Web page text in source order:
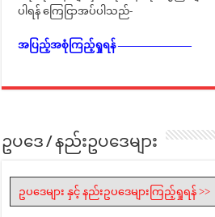
ပါရန် ကြေငြာအပ်ပါသည်-
အပြည့်အစုံကြည့်ရှုရန် ———————
ဥပဒေ / နည်းဥပဒေများ
ဥပဒေများ နှင့် နည်းဥပဒေများကြည့်ရှုရန် >>